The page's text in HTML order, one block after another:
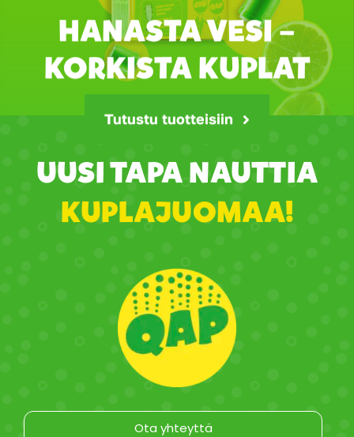
HANASTA VESI –
KORKISTA KUPLAT
Tutustu tuotteisiin
UUSI TAPA NAUTTIA
KUPLAJUOMAA!
Ota yhteyttä